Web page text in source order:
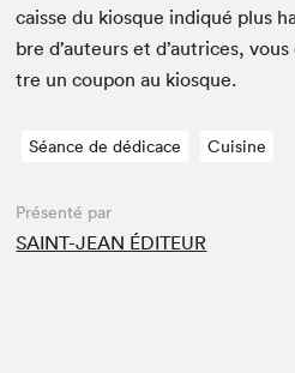
caisse du kiosque indiqué plus
bre d’auteurs et d’autrices,
tre un coupon au kiosque.
Séance de dédicace Cuisine
Présenté par
SAINT-JEAN ÉDITEUR